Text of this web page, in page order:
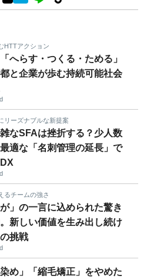
HTTアクション
へらす・つくる・ためる」
と企業が歩む持続可能社会
リーズナブルな新提案
なSFAは挫折する？少人数
適な「名刺管理の延長」で
るチームの強さ
が」の一言に込められた驚き
新しい価値を生み出し続け
挑戦
染め」「縮毛矯正」をやめた